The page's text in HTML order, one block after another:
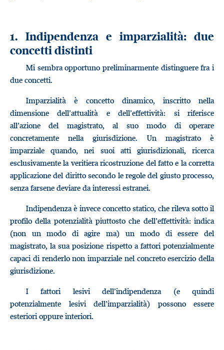
1. Indipendenza e imparzialità: due
concetti distinti
Mi sembra opportuno preliminarmente distinguere fra i
due concetti.
Imparzialità è concetto dinamico, inscritto nella
dimensione dell’attualità e dell’effettività: si riferisce
all’azione del magistrato, al suo modo di operare
concretamente nella giurisdizione. Un magistrato è
imparziale quando, nei suoi atti giurisdizionali, ricerca
esclusivamente la veritiera ricostruzione del fatto e la corretta
applicazione del diritto secondo le regole del giusto processo,
senza farsene deviare da interessi estranei.
Indipendenza è invece concetto statico, che rileva sotto il
profilo della potenzialità piuttosto che dell’effettività: indica
(non un modo di agire ma) un modo di essere del
magistrato, la sua posizione rispetto a fattori potenzialmente
capaci di renderlo non imparziale nel concreto esercizio della
giurisdizione.
I fattori lesivi dell’indipendenza (e quindi
potenzialmente lesivi dell’imparzialità) possono essere
esteriori oppure interiori.